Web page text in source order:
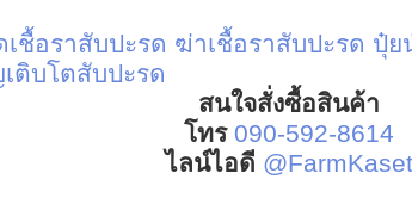
เชื้อราสับปะรด ฆ่าเชื้อราสับปะรด ปุ๋ย
เติบโตสับปะรด
สนใจสั่งซื้อสินค้า
โทร 090-592-8614
ไลน์ไอดี @FarmKaset